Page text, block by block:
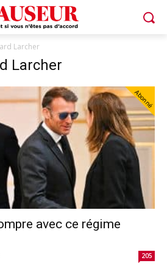
Larcher
Larcher
Abonné
avec ce régime
205